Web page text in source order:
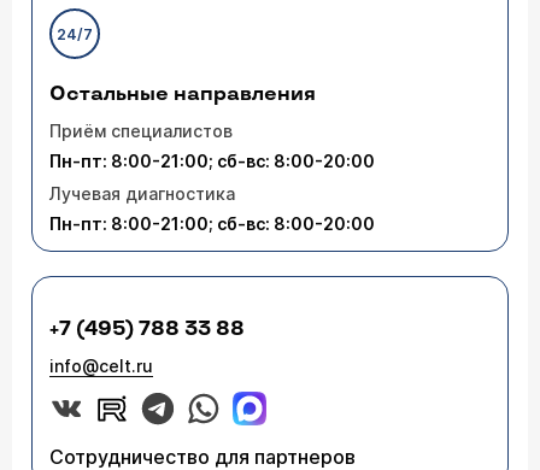
24/7
Остальные направления
Приём специалистов
Пн-пт: 8:00-21:00; сб-вс: 8:00-20:00
Лучевая диагностика
Пн-пт: 8:00-21:00; сб-вс: 8:00-20:00
+7 (495) 788 33 88
info@celt.ru
Сотрудничество для партнеров